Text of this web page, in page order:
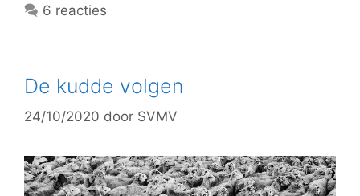
6 reacties
De kudde volgen
24/10/2020 door SVMV